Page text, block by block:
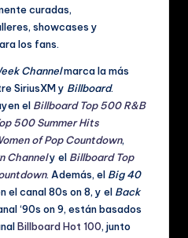
curadas,
showcases y
los fans.
Channelmarca la más
SiriusXM y Billboard.
el Billboard Top 500 R&B
500 Summer Hits
of Pop Countdown,
Channely el Billboard Top
. Además, el Big 40
el canal 80s on 8, y el Back
‘90s on 9, están basados
Billboard Hot 100, junto